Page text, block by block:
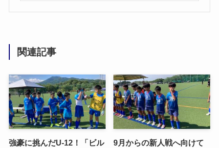
関連記事
強豪に挑んだU-12！「ビル 9月からの新人戦へ向けて